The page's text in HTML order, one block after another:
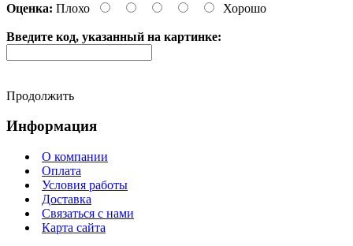
Оценка: Плохо Хорошо
Введите код, указанный на картинке:
Продолжить
Информация
О компании
Оплата
Условия работы
Доставка
Связаться с нами
Карта сайта